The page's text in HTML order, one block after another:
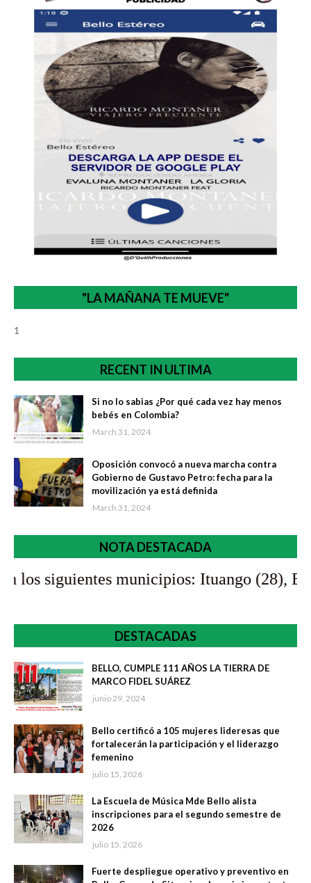
"LA MAÑANA TE MUEVE"
1
RECENT IN ULTIMA
Si no lo sabias ¿Por qué cada vez hay menos
bebés en Colombia?
March 31, 2024
Oposición convocó a nueva marcha contra
Gobierno de Gustavo Petro: fecha para la
movilización ya está definida
March 31, 2024
NOTA DESTACADA
municipios: Ituango (28), Bello
DESTACADAS
BELLO, CUMPLE 111 AÑOS LA TIERRA DE
MARCO FIDEL SUÁREZ
junio 29, 2024
Bello certificó a 105 mujeres lideresas que
fortalecerán la participación y el liderazgo
femenino
julio 15, 2026
La Escuela de Música Mde Bello alista
inscripciones para el segundo semestre de
2026
julio 15, 2026
Fuerte despliegue operativo y preventivo en